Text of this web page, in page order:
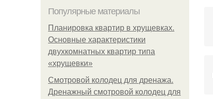
Популярные материалы
Планировка квартир в хрущевках.
Основные характеристики
двухкомнатных квартир типа
«хрущевки»
Смотровой колодец для дренажа.
Дренажный смотровой колодец для